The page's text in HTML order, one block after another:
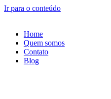
Ir para o conteúdo
Home
Quem somos
Contato
Blog